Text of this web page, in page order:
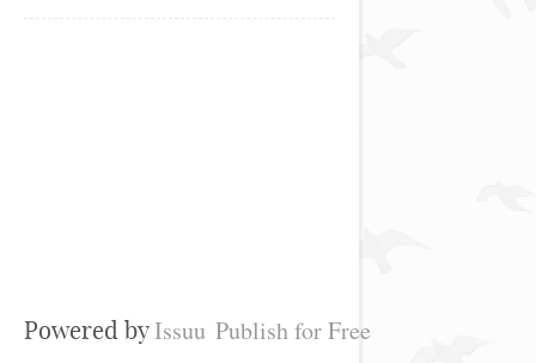
Powered byIssuu Publish for Free